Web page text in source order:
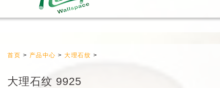
首页 > 产品中心 > 大理石纹 >
大理石纹 9925